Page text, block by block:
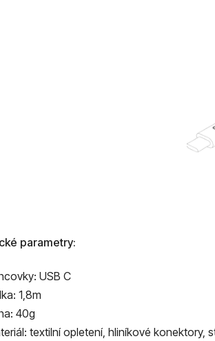
parametry:
USB C
1,8m
40g
textilní opletení, hliníkové konektory,